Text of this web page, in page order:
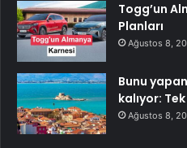
Togg’un
Planları
Ağustos 8,
Bunu
kalıyor:
Ağustos 8,